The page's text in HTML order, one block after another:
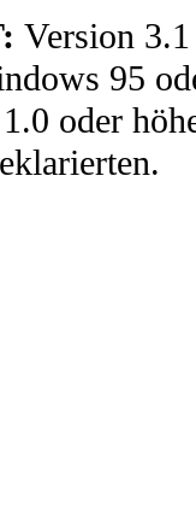
Version
95
oder